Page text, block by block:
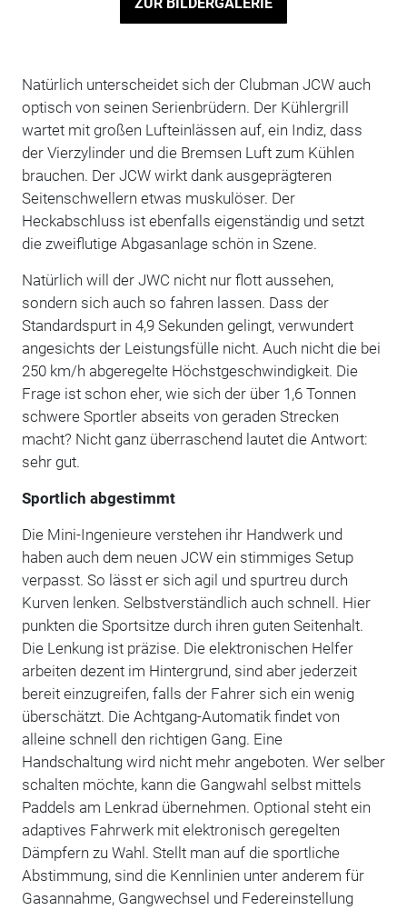
Natürlich unterscheidet sich der Clubman JCW auch
optisch von seinen Serienbrüdern. Der Kühlergrill
wartet mit großen Lufteinlässen auf, ein Indiz, dass
der Vierzylinder und die Bremsen Luft zum Kühlen
brauchen. Der JCW wirkt dank ausgeprägteren
Seitenschwellern etwas muskulöser. Der
Heckabschluss ist ebenfalls eigenständig und setzt
die zweiflutige Abgasanlage schön in Szene.
Natürlich will der JWC nicht nur flott aussehen,
sondern sich auch so fahren lassen. Dass der
Standardspurt in 4,9 Sekunden gelingt, verwundert
angesichts der Leistungsfülle nicht. Auch nicht die bei
250 km/h abgeregelte Höchstgeschwindigkeit. Die
Frage ist schon eher, wie sich der über 1,6 Tonnen
schwere Sportler abseits von geraden Strecken
macht? Nicht ganz überraschend lautet die Antwort:
sehr gut.
Sportlich abgestimmt
Die Mini-Ingenieure verstehen ihr Handwerk und
haben auch dem neuen JCW ein stimmiges Setup
verpasst. So lässt er sich agil und spurtreu durch
Kurven lenken. Selbstverständlich auch schnell. Hier
punkten die Sportsitze durch ihren guten Seitenhalt.
Die Lenkung ist präzise. Die elektronischen Helfer
arbeiten dezent im Hintergrund, sind aber jederzeit
bereit einzugreifen, falls der Fahrer sich ein wenig
überschätzt. Die Achtgang-Automatik findet von
alleine schnell den richtigen Gang. Eine
Handschaltung wird nicht mehr angeboten. Wer selber
schalten möchte, kann die Gangwahl selbst mittels
Paddels am Lenkrad übernehmen. Optional steht ein
adaptives Fahrwerk mit elektronisch geregelten
Dämpfern zu Wahl. Stellt man auf die sportliche
Abstimmung, sind die Kennlinien unter anderem für
Gasannahme, Gangwechsel und Federeinstellung